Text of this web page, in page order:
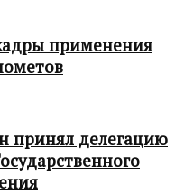
применения
принял делегацию